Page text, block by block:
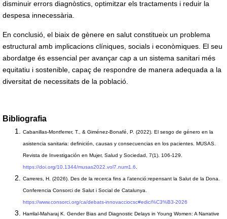
disminuir errors diagnòstics, optimitzar els tractaments i reduir la
despesa innecessària.
En conclusió, el biaix de gènere en salut constitueix un problema
estructural amb implicacions clíniques, socials i econòmiques. El seu
abordatge és essencial per avançar cap a un sistema sanitari més
equitatiu i sostenible, capaç de respondre de manera adequada a la
diversitat de necessitats de la població.
Bibliografia
Cabanillas-Montferrer, T., & Giménez-Bonafé, P. (2022). El sesgo de género en la
asistencia sanitaria: definición, causas y consecuencias en los pacientes. MUSAS.
Revista de Investigación en Mujer, Salud y Sociedad, 7(1). 106-129.
https://doi.org/10.1344/musas2022.vol7.num1.6.
Carreres, H. (2026). Des de la recerca fins a l’atenció:repensant la Salut de la Dona.
Conferencia Consorci de Salut i Social de Catalunya.
https://www.consorci.org/ca/debats-innovacciocsc#edici%C3%B3-2026
Harrilal-Maharaj K. Gender Bias and Diagnostic Delays in Young Women: A Narrative